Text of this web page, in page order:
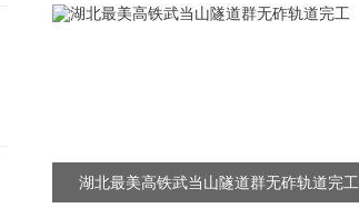
湖北最美高铁武当山隧道群无砟轨道完工